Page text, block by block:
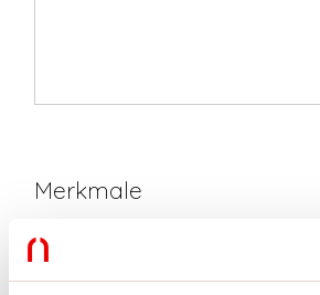
Merkmale
L: